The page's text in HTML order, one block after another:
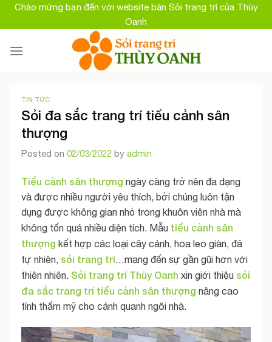
SkipChào mừng bạn đến với website bán Sỏi trang trí của Thùy
Oanh
TIN TỨC
Sỏi đa sắc trang trí tiểu cảnh sân
thượng
Posted on 02/03/2022 by admin
Tiểu cảnh sân thượng ngày càng trở nên đa dạng
và được nhiều người yêu thích, bởi chúng luôn tận
dụng được không gian nhỏ trong khuôn viên nhà mà
không tốn quá nhiều diện tích. Mẫu tiểu cảnh sân
thượng kết hợp các loại cây cảnh, hoa leo giàn, đá
tự nhiên, sỏi trang trí…mang đến sự gần gũi hơn với
thiên nhiên. Sỏi trang trí Thùy Oanh xin giới thiệu sỏi
đa sắc trang trí tiểu cảnh sân thượng nâng cao
tính thẩm mỹ cho cảnh quanh ngôi nhà.